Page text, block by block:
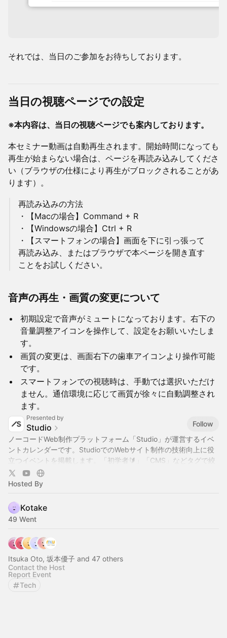
​それでは、当日のご参加をお待ちしております。
当日の視聴ページでの設定
※本内容は、当日の視聴ページでも案内しております。
本セミナー動画は自動再生されます。開始時間になっても
再生が始まらない場合は、ページを再読み込みしてくださ
い（ブラウザの仕様により再生がブロックされることがあ
ります）。
再読み込みの方法
・【Macの場合】Command + R
・【Windowsの場合】Ctrl + R
・【スマートフォンの場合】画面を下に引っ張って
再読み込み、またはブラウザで本ページを開き直す
ことをお試しください。
音声の再生・画質の変更について
初期設定で音声がミュートになっております。右下の
音量調整アイコンを操作して、設定をお願いいたしま
す。
画質の変更は、画面右下の歯車アイコンより操作可能
です。
スマートフォンでの視聴時は、手動では選択いただけ
ません。通信環境に応じて画質が徐々に自動調整され
ます。
Presented by
Studio
Follow
ノーコードWeb制作プラットフォーム「Studio」が運営するイベ
ントカレンダーです。StudioでのWebサイト制作の技術向上に役
立つイベントを掲載します。「初学者🔰」「CMS」などタグで絞
り込み表示も可能です。公式YouTubeでも様々な動画を公開中で
す →https://www.youtube.com/@StudioJapan
Hosted By
Kotake
49 Went
Itsuka Oto, 坂本優子 and 47 others
Contact the Host
Report Event
Tech